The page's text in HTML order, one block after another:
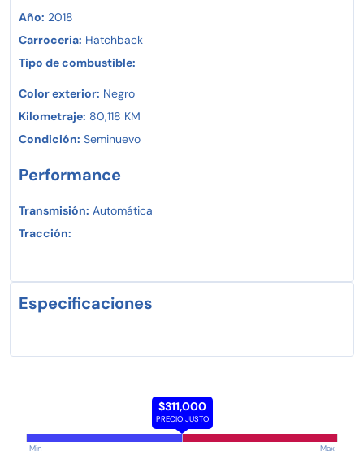
Año: 2018
Carroceria: Hatchback
Tipo de combustible:
Color exterior: Negro
Kilometraje: 80,118 KM
Condición: Seminuevo
Performance
Transmisión: Automática
Tracción:
Especificaciones
$311,000
PRECIO JUSTO
Min Max